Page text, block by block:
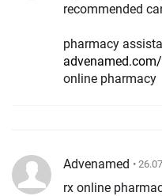
recommended
pharmacy
online pharmacy
Advenamed •
rx online